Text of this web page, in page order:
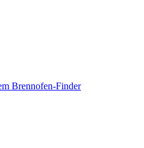
Brennofen-Finder